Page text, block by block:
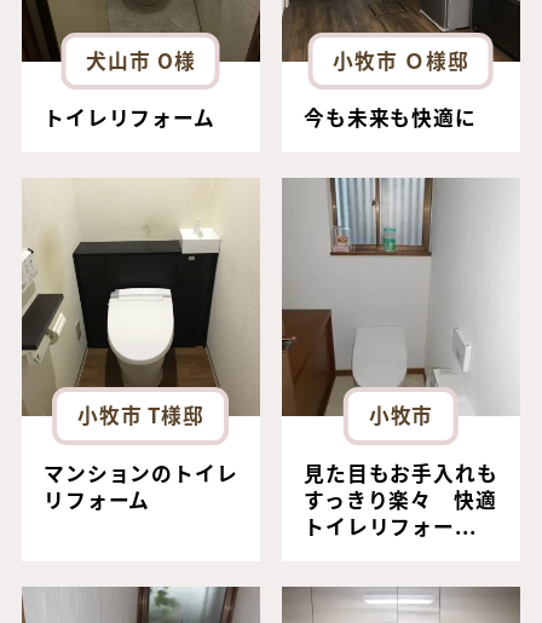
犬山市 O様
トイレリフォーム
小牧市 Ｏ様邸
今も未来も快適に
小牧市 T様邸
マンションのトイレ
リフォーム
小牧市
見た目もお手入れも
すっきり楽々 快適
トイレリフォー...